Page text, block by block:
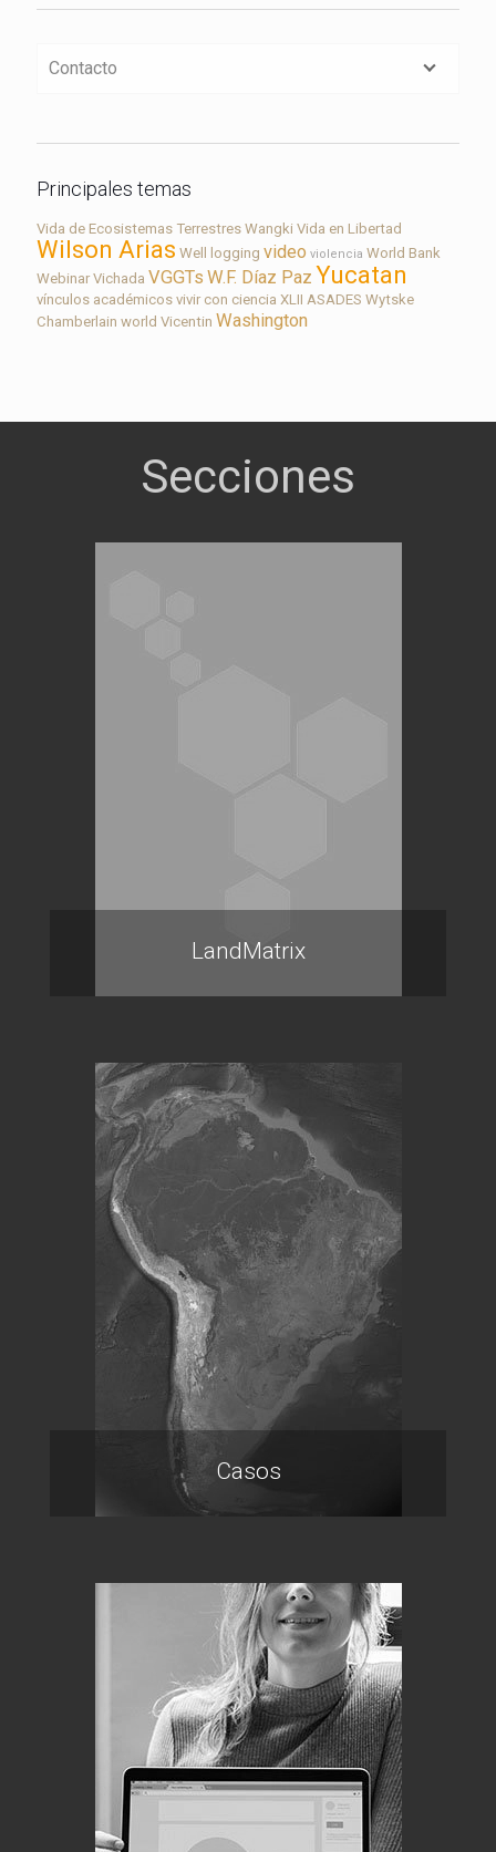
Contacto
Principales temas
Vida de Ecosistemas Terrestres Wangki Vida en Libertad
Wilson Arias Well logging video violencia World Bank
Webinar Vichada VGGTs W.F. Díaz Paz Yucatan
vínculos académicos vivir con ciencia XLII ASADES Wytske
Chamberlain world Vicentin Washington
LandMatrix
Casos